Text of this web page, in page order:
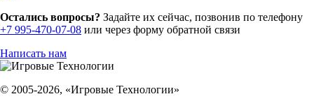
Остались вопросы? Задайте их сейчас, позвонив по телефону
+7 995-470-07-08 или через форму обратной связи
Написать нам
© 2005-2026, «Игровые Технологии»